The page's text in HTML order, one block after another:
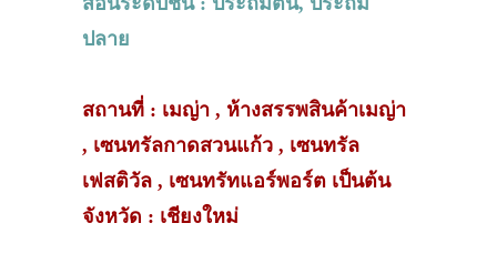
ปลาย
สถานที่ : เมญ่า , ห้างสรรพสินค้าเมญ่า
, เซนทรัลกาดสวนแก้ว , เซนทรัล
เฟสติวัล , เซนทรัทแอร์พอร์ต เป็นต้น
จังหวัด : เชียงใหม่